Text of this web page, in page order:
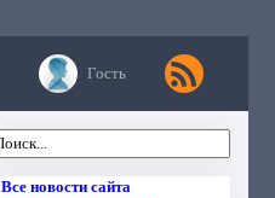
Гость
Все новости сайта